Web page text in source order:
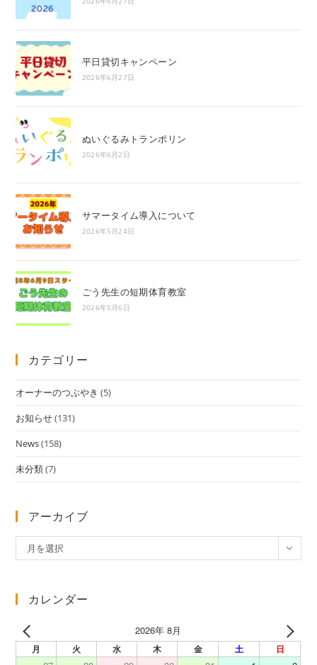
平日貸切キャンペーン
2026年6月27日
ぬいぐるみトランポリン
2026年6月2日
サマータイム導入について
2026年5月24日
ごう先生の短期体育教室
2026年5月6日
カテゴリー
オーナーのつぶやき (5)
お知らせ(131)
News(158)
未分類(7)
アーカイブ
ー
イ
月を選択
カレンダー
2026年 8月
月 火 水 木 金 土 日